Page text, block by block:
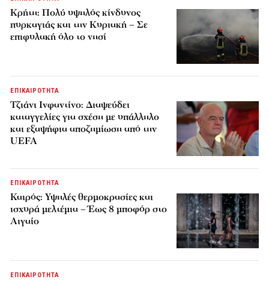
Κρήτη: Πολύ υψηλός κίνδυνος
πυρκαγιάς και την Κυριακή – Σε
επιφυλακή όλο το νησί
ΕΠΙΚΑΙΡΟΤΗΤΑ
Τζιάνι Ινφαντίνο: Διαψεύδει
καταγγελίες για σχέση με υπάλληλο
και εξαψήφια αποζημίωση από την
UEFA
ΕΠΙΚΑΙΡΟΤΗΤΑ
Καιρός: Υψηλές θερμοκρασίες και
ισχυρά μελτέμια – Έως 8 μποφόρ στο
Αιγαίο
ΕΠΙΚΑΙΡΟΤΗΤΑ